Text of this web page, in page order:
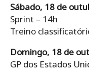
Sábado, 18 de
Sprint – 14h
Treino
Domingo, 18 de
GP dos Estados